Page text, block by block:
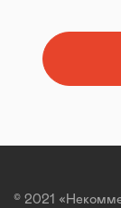
© 2021